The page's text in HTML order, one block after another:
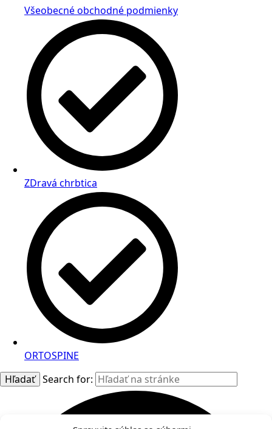
Všeobecné obchodné podmienky
ZDravá chrbtica
ORTOSPINE
Hľadať Search for: